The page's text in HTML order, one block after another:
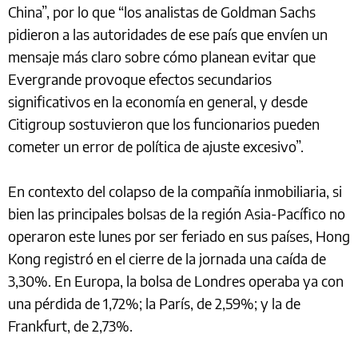
China”, por lo que “los analistas de Goldman Sachs
pidieron a las autoridades de ese país que envíen un
mensaje más claro sobre cómo planean evitar que
Evergrande provoque efectos secundarios
significativos en la economía en general, y desde
Citigroup sostuvieron que los funcionarios pueden
cometer un error de política de ajuste excesivo”.
En contexto del colapso de la compañía inmobiliaria, si
bien las principales bolsas de la región Asia-Pacífico no
operaron este lunes por ser feriado en sus países, Hong
Kong registró en el cierre de la jornada una caída de
3,30%. En Europa, la bolsa de Londres operaba ya con
una pérdida de 1,72%; la París, de 2,59%; y la de
Frankfurt, de 2,73%.